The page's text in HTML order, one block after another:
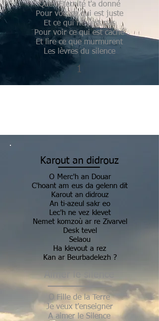
Que l'Eternité t'a donné
Pour voir ce qui est juste
Et ce qui ne l'est pas
Pour voir ce qui est caché
Et lire ce que murmurent
Les lèvres du silence
1
Karout an didrouz
O Merc'h an Douar
C'hoant am eus da gelenn dit
Karout an didrouz
An ti-azeul sakr eo
Lec'h ne vez klevet
Nemet komzoù ar re Zivarvel
Desk tevel
Selaou
Ha klevout a rez
Kan ar Beurbadelezh ?
Aimer le silence
O Fille de la Terre
Je veux t'enseigner
A aimer le Silence